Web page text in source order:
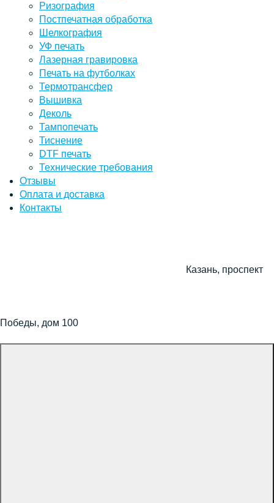
Ризография
Постпечатная обработка
Шелкография
УФ печать
Лазерная гравировка
Печать на футболках
Термотрансфер
Вышивка
Деколь
Тампопечать
Тиснение
DTF печать
Технические требования
Отзывы
Оплата и доставка
Контакты
Казань, проспект
Победы, дом 100